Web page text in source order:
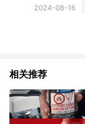
2024-08-16
相关推荐